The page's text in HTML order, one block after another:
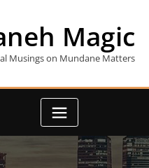
Magic
Musings on Mundane Matters